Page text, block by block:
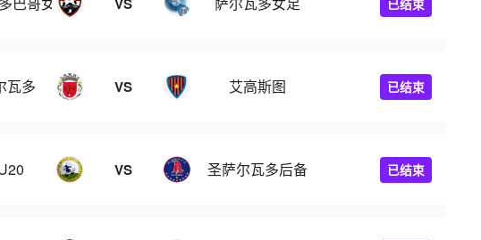
已结束
瓦多 VS 艾高斯图 已结束
VS 圣萨尔瓦多后备 已结束